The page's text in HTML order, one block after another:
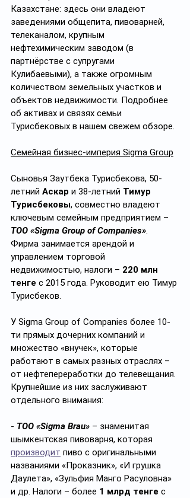
Казахстане: здесь они владеют
заведениями общепита, пивоварней,
телеканалом, крупным
нефтехимическим заводом (в
партнёрстве с супругами
Кулибаевыми), а также огромным
количеством земельных участков и
объектов недвижимости. Подробнее
об активах и связях семьи
Турисбековых в нашем свежем обзоре.
Семейная бизнес-империя Sigma Group
Сыновья Заутбека Турисбекова, 50-
летний Аскар и 38-летний Тимур
Турисбековы, совместно владеют
ключевым семейным предприятием –
ТОО «Sigma Group of Companies».
Фирма занимается арендой и
управлением торговой
недвижимостью, налоги – 220 млн
тенге с 2015 года. Руководит ею Тимур
Турисбеков.
У Sigma Group of Companies более 10-
ти прямых дочерних компаний и
множество «внучек», которые
работают в самых разных отраслях –
от нефтепереработки до телевещания.
Крупнейшие из них заслуживают
отдельного внимания:
- ТОО «Sigma Brau» – знаменитая
шымкентская пивоварня, которая
производит пиво с оригинальными
названиями «Проказник», «И грушка
Даулета», «Зульфия Манго Расуловна»
и др. Налоги – более 1 млрд тенге с